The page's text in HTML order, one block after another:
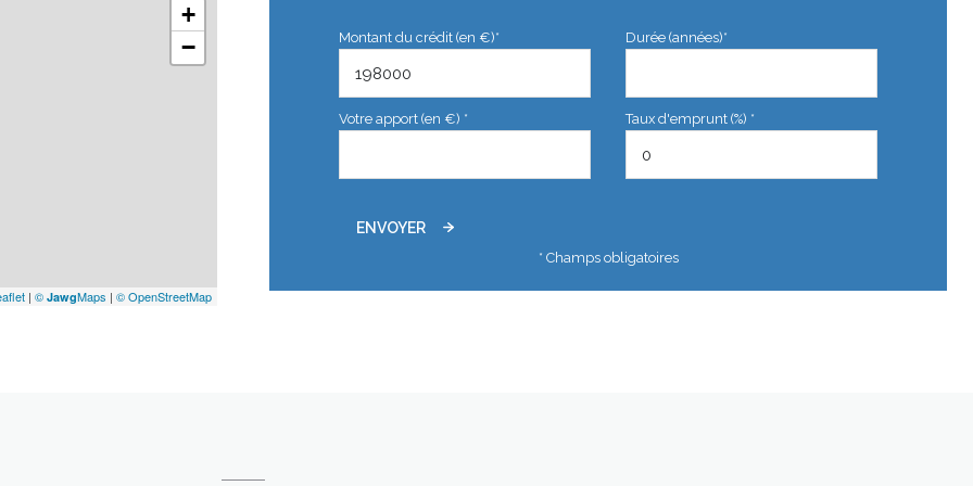
+
−
| © JawgMaps | © OpenStreetMap
Montant du crédit (en €)* Durée (années)*
Votre apport (en €) * Taux d'emprunt (%) *
ENVOYER
* Champs obligatoires